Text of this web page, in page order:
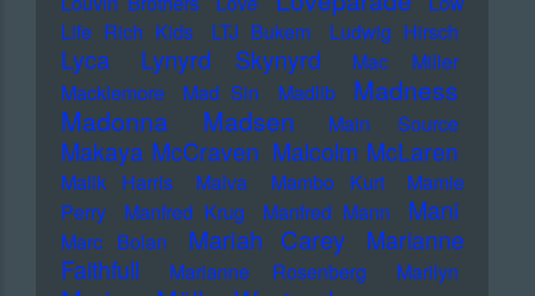
Life Rich Kids
LTJ Bukem Ludwig Hirsch
Lyca Lynyrd Skynyrd
Mac Miller
Macklemore
Mad Sin Madlib
Madness
Madonna
Madsen Main Source
Makaya McCraven Malcolm McLaren
Malik Harris Malva Mambo Kurt
Mamie
Perry
Manfred Krug Manfred Mann Mani
Marc Bolan Mariah Carey
Marianne
Faithfull
Marianne Rosenberg Marilyn